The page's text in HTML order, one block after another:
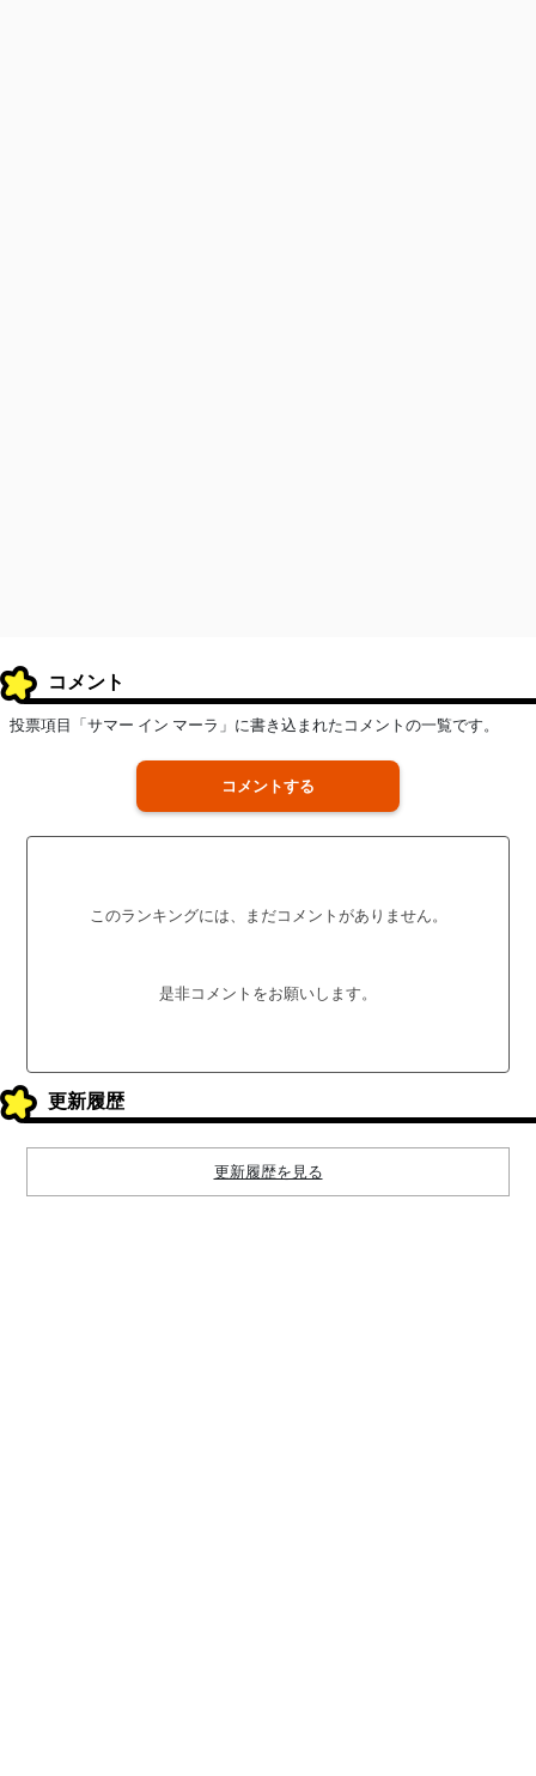
コメント
投票項目「サマー イン マーラ」に書き込まれたコメントの一覧です。
コメントする
このランキングには、まだコメントがありません。
是非コメントをお願いします。
更新履歴
更新履歴を見る